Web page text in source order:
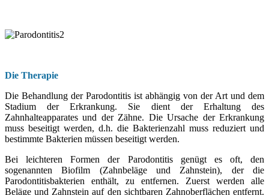
Die Therapie
Die Behandlung der Parodontitis ist abhängig von der Art und dem
Stadium der Erkrankung. Sie dient der Erhaltung des
Zahnhalteapparates und der Zähne. Die Ursache der Erkrankung
muss beseitigt werden, d.h. die Bakterienzahl muss reduziert und
bestimmte Bakterien müssen beseitigt werden.
Bei leichteren Formen der Parodontitis genügt es oft, den
sogenannten Biofilm (Zahnbeläge und Zahnstein), der die
Parodontitisbakterien enthält, zu entfernen. Zuerst werden alle
Beläge und Zahnstein auf den sichtbaren Zahnoberflächen entfernt.